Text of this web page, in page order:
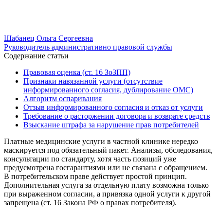
Шабанец Ольга Сергеевна
Руководитель административно правовой службы
Содержание статьи
Правовая оценка (ст. 16 ЗоЗПП)
Признаки навязанной услуги (отсутствие
информированного согласия, дублирование ОМС)
Алгоритм оспаривания
Отзыв информированного согласия и отказ от услуги
Требование о расторжении договора и возврате средств
Взыскание штрафа за нарушение прав потребителей
Платные медицинские услуги в частной клинике нередко
маскируется под обязательный пакет. Анализы, обследования,
консультации по стандарту, хотя часть позиций уже
предусмотрена госгарантиями или не связана с обращением.
В потребительском праве действует простой принцип.
Дополнительная услуга за отдельную плату возможна только
при выраженном согласии, а привязка одной услуги к другой
запрещена (ст. 16 Закона РФ о правах потребителя).